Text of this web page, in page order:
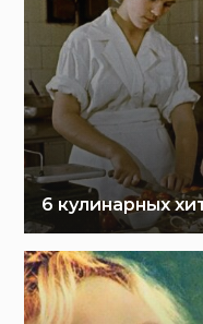
6 кулинарных